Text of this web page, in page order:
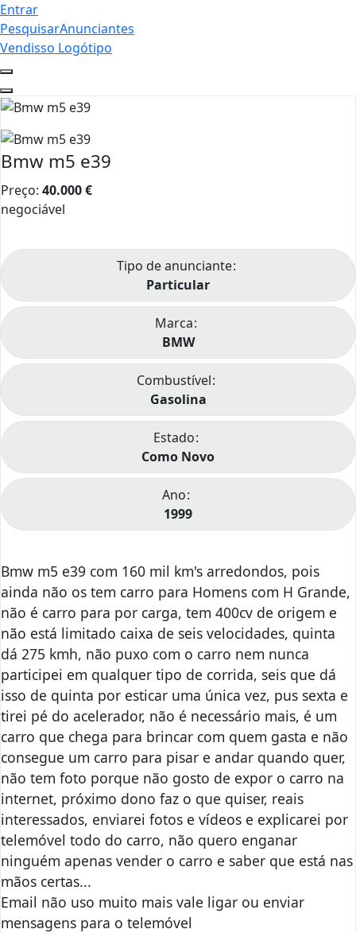
Entrar
PesquisarAnunciantes
Vendisso Logótipo
Bmw m5 e39
Preço: 40.000€
negociável
Tipo de anunciante
Particular
Marca
BMW
Combustível
Gasolina
Estado
Como Novo
Ano
1999
Bmw m5 e39 com 160 mil km's arredondos, pois
ainda não os tem carro para Homens com H Grande,
não é carro para por carga, tem 400cv de origem e
não está limitado caixa de seis velocidades, quinta
dá 275 kmh, não puxo com o carro nem nunca
participei em qualquer tipo de corrida, seis que dá
isso de quinta por esticar uma única vez, pus sexta e
tirei pé do acelerador, não é necessário mais, é um
carro que chega para brincar com quem gasta e não
consegue um carro para pisar e andar quando quer,
não tem foto porque não gosto de expor o carro na
internet, próximo dono faz o que quiser, reais
interessados, enviarei fotos e vídeos e explicarei por
telemóvel todo do carro, não quero enganar
ninguém apenas vender o carro e saber que está nas
mãos certas...
Email não uso muito mais vale ligar ou enviar
mensagens para o telemóvel